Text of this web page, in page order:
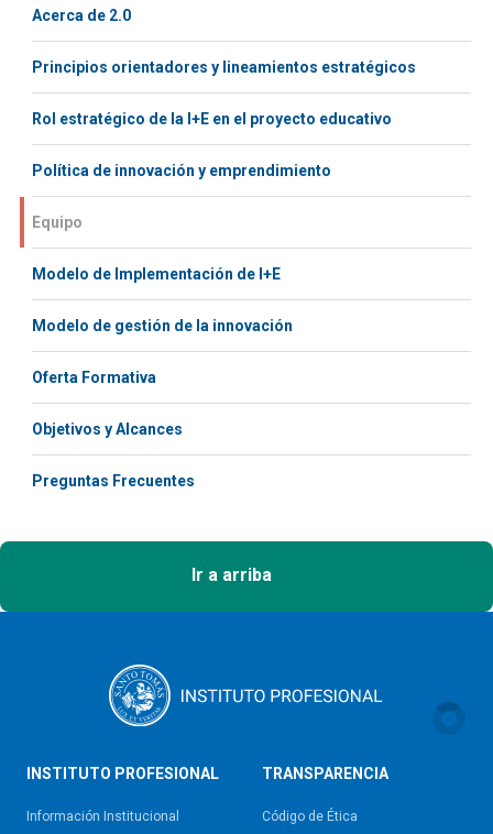
Acerca de 2.0
Principios orientadores y lineamientos estratégicos
Rol estratégico de la I+E en el proyecto educativo
Política de innovación y emprendimiento
Equipo
Modelo de Implementación de I+E
Modelo de gestión de la innovación
Oferta Formativa
Objetivos y Alcances
Preguntas Frecuentes
Ir a arriba
INSTITUTO PROFESIONAL
Información Institucional
TRANSPARENCIA
Código de Ética